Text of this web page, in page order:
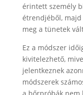
érintett személy
étrendjéből, majd
meg a tünetek
Ez a módszer
kivitelezhető,
jelentkeznek
módszerek